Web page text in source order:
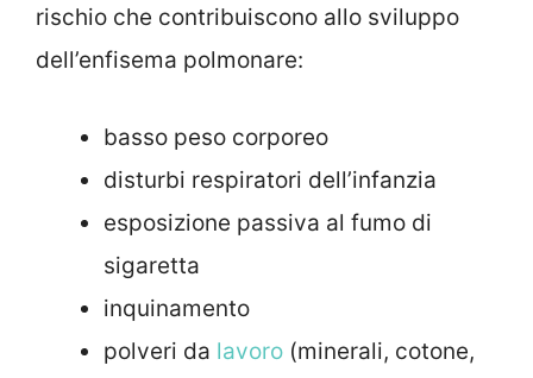
rischio che contribuiscono allo sviluppo
dell’enfisema polmonare:
basso peso corporeo
disturbi respiratori dell’infanzia
esposizione passiva al fumo di
sigaretta
inquinamento
polveri da lavoro (minerali, cotone,